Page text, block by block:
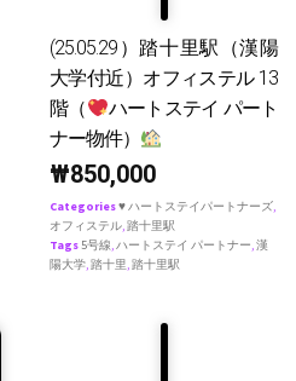
(25.05.29）踏十里駅（漢陽
大学付近）オフィステル 13
階（
ハートステイ パート
ナー物件）
₩850,000
Categories♥ ハートステイパートナーズ
オフィステル 踏十里駅
Tags 5号線 ハートステイ パートナー 漢
陽大学 踏十里 踏十里駅